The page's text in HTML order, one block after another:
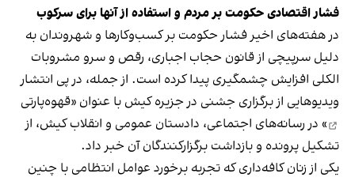
فشار اقتصادی حکومت بر مردم و استفاده از آنها برای سرکوب
در هفته‌های اخیر فشار حکومت بر کسب‌وکارها و شهروندان به
دلیل سرپیچی از قانون حجاب اجباری، رقص و سرو مشروبات
الکلی افزایش چشمگیری پیدا کرده است. از جمله، در پی انتشار
ویدیوهایی از برگزاری جشنی در جزیره کیش با عنوان «قهوه‌پارتی
» در رسانه‌های اجتماعی، دادستان عمومی و انقلاب کیش، از
تشکیل پرونده و بازداشت برگزارکنندگان آن خبر داد.
یکی از زنان کافه‌داری که تجربه برخورد عوامل انتظامی با چنین